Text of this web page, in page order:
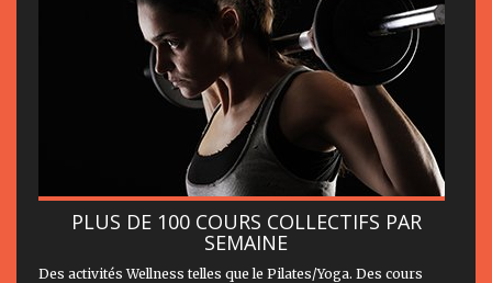
PLUS DE 100 COURS COLLECTIFS PAR
SEMAINE
Des activités Wellness telles que le Pilates/Yoga. Des cours